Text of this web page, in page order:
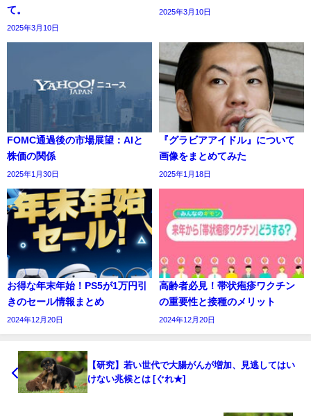
て。
2025年3月10日
2025年3月10日
FOMC通過後の市場展望：AIと
株価の関係
2025年1月30日
『グラビアアイドル』について
画像をまとめてみた
2025年1月18日
お得な年末年始！PS5が1万円引
きのセール情報まとめ
2024年12月20日
高齢者必見！帯状疱疹ワクチン
の重要性と接種のメリット
2024年12月20日
【研究】若い世代で大腸がんが増加、見逃してはい
けない兆候とは [ぐれ★]